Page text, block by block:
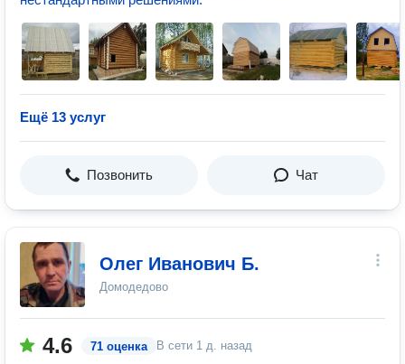
Ещё 13 услуг
Позвонить Чат
Олег Иванович Б.
Домодедово
4.6 71 оценка В сети 1 д. назад